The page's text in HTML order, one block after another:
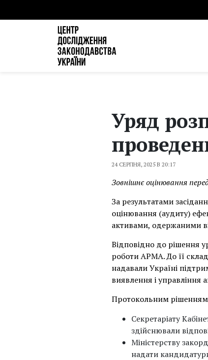
Уряд
24 СЕРПНЯ, 2025 В 20:17
Зовнішнє оцінювання
За результатами
оцінювання (аудиту)
активами, одержаними
Відповідно до рішення
роботи АРМА. До її
надавали Україні
виявлення і управління
Протокольним рішенням
Секретаріату
здійснювали
Міністерству
надати